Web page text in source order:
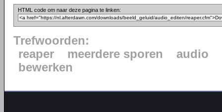
HTML code om naar deze pagina te linken:
Trefwoorden:
reaper
meerdere sporen
audio
bewerken